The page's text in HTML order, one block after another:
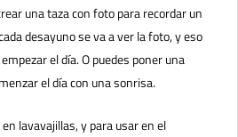
una taza con foto para recordar un
desayuno se va a ver la foto, y eso
el día. O puedes poner una
el día con una sonrisa.
lavavajillas, y para usar en el